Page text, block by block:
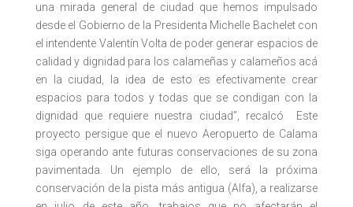
una mirada general de ciudad que hemos impulsado
desde el Gobierno de la Presidenta Michelle Bachelet con
el intendente Valentín Volta de poder generar espacios de
calidad y dignidad para los calameñas y calameños acá
en la ciudad, la idea de esto es efectivamente crear
espacios para todos y todas que se condigan con la
dignidad que requiere nuestra ciudad”, recalcó Este
proyecto persigue que el nuevo Aeropuerto de Calama
siga operando ante futuras conservaciones de su zona
pavimentada. Un ejemplo de ello, será la próxima
conservación de la pista más antigua (Alfa), a realizarse